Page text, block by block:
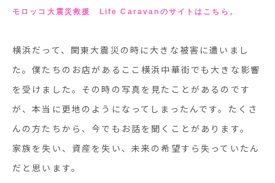
モロッコ大震災救援 Life Caravanのサイトはこちら。
横浜だって、関東大震災の時に大きな被害に遭いまし
た。僕たちのお店があるここ横浜中華街でも大きな影響
を受けました。その時の写真を見たことがあるのです
が、本当に更地のようになってしまったんです。たくさ
んの方たちから、今でもお話を聞くことがあります。
家族を失い、資産を失い、未来の希望すら失っていたん
だと思います。